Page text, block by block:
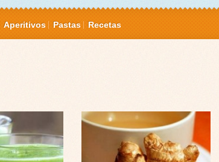
Aperitivos Pastas Recetas